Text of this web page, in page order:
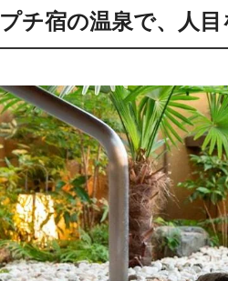
プチ宿の温泉で、人